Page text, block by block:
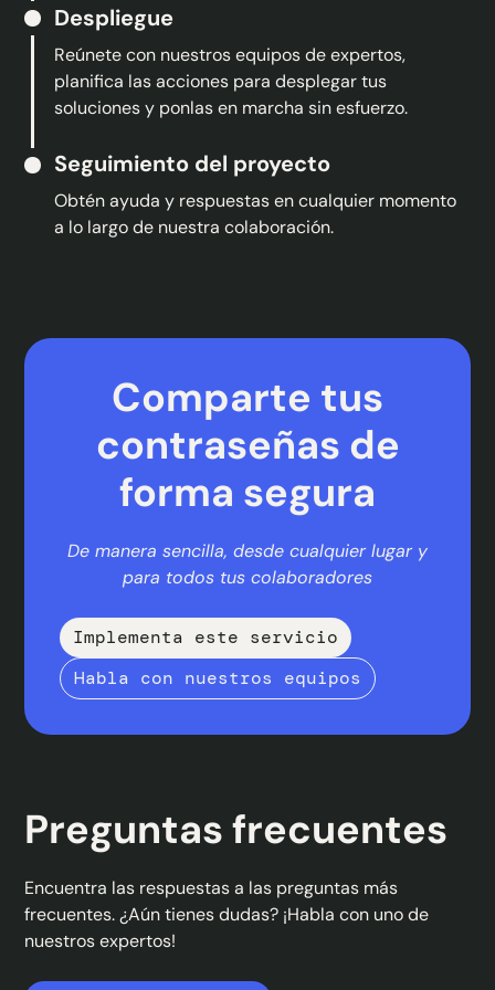
Despliegue
Reúnete con nuestros equipos de expertos,
planifica las acciones para desplegar tus
soluciones y ponlas en marcha sin esfuerzo.
Seguimiento del proyecto
Obtén ayuda y respuestas en cualquier momento
a lo largo de nuestra colaboración.
Comparte tus
contraseñas de
forma segura
De manera sencilla, desde cualquier lugar y
para todos tus colaboradores
Implementa este servicio
Habla con nuestros equipos
Preguntas frecuentes
Encuentra las respuestas a las preguntas más
frecuentes. ¿Aún tienes dudas? ¡Habla con uno de
nuestros expertos!